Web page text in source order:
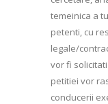
temeinica a
petenti, cu
legale/
vor fi
petitiei vor
conducerii